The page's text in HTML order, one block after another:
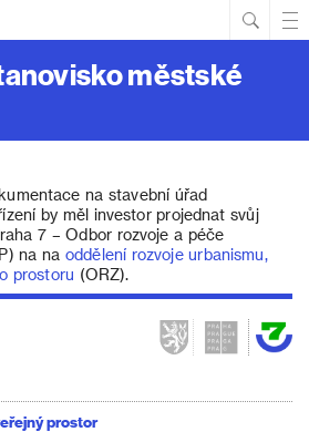
městské
na stavební úřad
by měl investor projednat svůj
7 – Odbor rozvoje a péče
na naoddělení rozvoje urbanismu,
prostoru (ORZ).
prostor